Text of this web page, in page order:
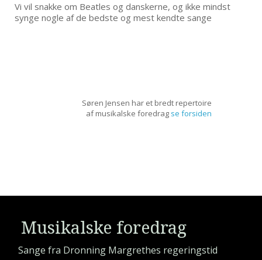
Vi vil snakke om Beatles og danskerne, og ikke mindst
synge nogle af de bedste og mest kendte sange
Søren Jensen har et bredt repertoire
af musikalske foredrag se forsiden
Musikalske foredrag
Sange fra Dronning Margrethes regeringstid